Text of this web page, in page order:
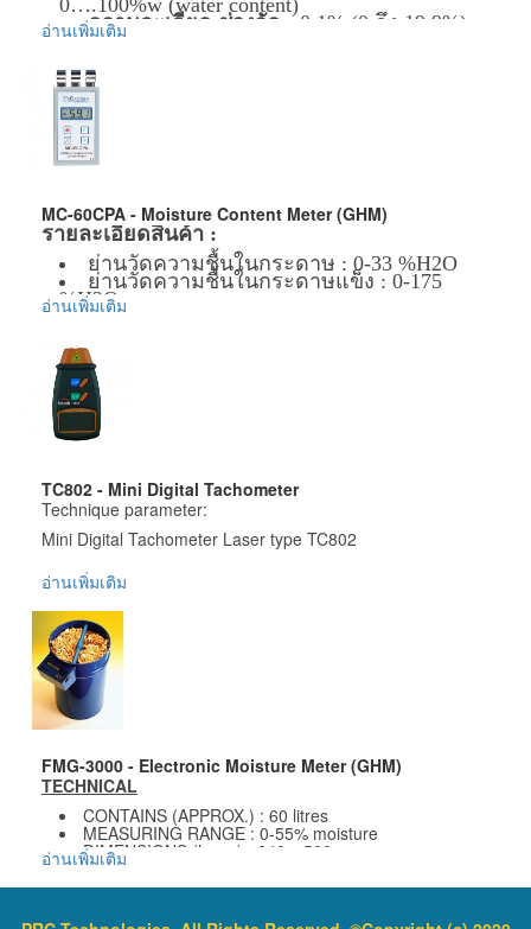
ความละเอียด ช่วงวัด: 0.1% (0 ถึง 19.9%)
และ 1% (จาก 20%up)
ขนาดเครื่องวัด:
น้ำหนัก:
อุณหภูมิการใช้งาน:
ทนความชื้น:
แหล่งจ่ายไฟ:
จัดส่งฟรี โดย Kerry Express หรือ EMS
รับประกันสินค้า 1 ปี
อ่านเพิ่มเติม
MC-60CPA - Moisture Content Meter (GHM)
รายละเอียดสินค้า :
ย่านวัดความชื้นในกระดาษ : 0-33 %H2O
ย่านวัดความชื้นในกระดาษแข็ง : 0-175
%H2O
วัดในวัตถุได้ลึก : 50 mm
พร้อมด้วยกระเป๋าเก็บหนังเทียม
ข้อมูลเพิ่มเติม :
ราคาสินค้ารวม VAT แล้ว
จัดส่งฟรี โดย Kerry Express หรือ EMS
รับประกันสินค้า 1 ปี
อ่านเพิ่มเติม
TC802 - Mini Digital Tachometer
Technique parameter:
Mini Digital Tachometer Laser type TC802
* 5-digit large LCD display
* Memory for Max / Min / Last value
* Compact design, pocket size
* Auto-ranges
Brief Specifications:
Range: 2. 5~99, 999 rpm
Resolution: 0. 1 rpm (range 2. 5 ~ 999. 9 rpm)
1. 0 rpm (range over 1000 rpm)
Accuracy: ±(0. 05% +1digit)
อ่านเพิ่มเติม
FMG-3000 - Electronic Moisture Meter (GHM)
TECHNICAL
CONTAINS (APPROX.) : 60 litres
MEASURING RANGE : 0-55% moisture
DIMENSIONS (h x w) : 640 x 500 mm
WEIGHT (APPROX.) : 12 kg
ราคาสินค้ารวม VAT แล้ว
อ่านเพิ่มเติม